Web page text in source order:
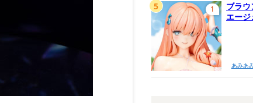
ブラ
エージ
あみあ
1
5